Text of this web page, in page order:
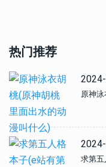
热门推荐
原神
求第